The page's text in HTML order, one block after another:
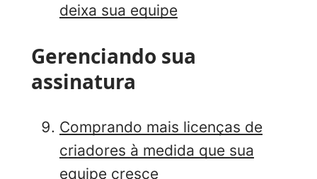
deixa sua equipe
Gerenciando sua
assinatura
Comprando mais licenças de
criadores à medida que sua
equipe cresce